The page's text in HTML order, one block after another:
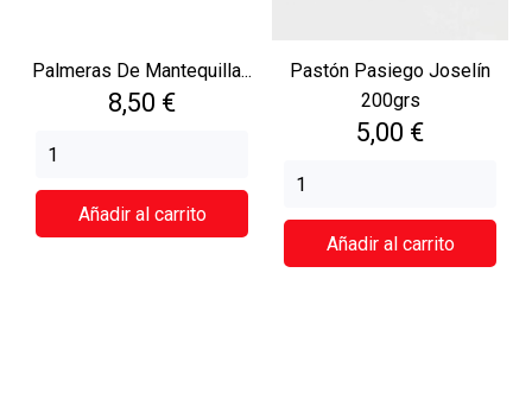
Palmeras De Mantequilla...
Precio
8,50 €
Añadir al carrito
Pastón Pasiego Joselín
200grs
Precio
5,00 €
Añadir al carrito